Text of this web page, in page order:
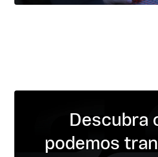
Descubra
podemos